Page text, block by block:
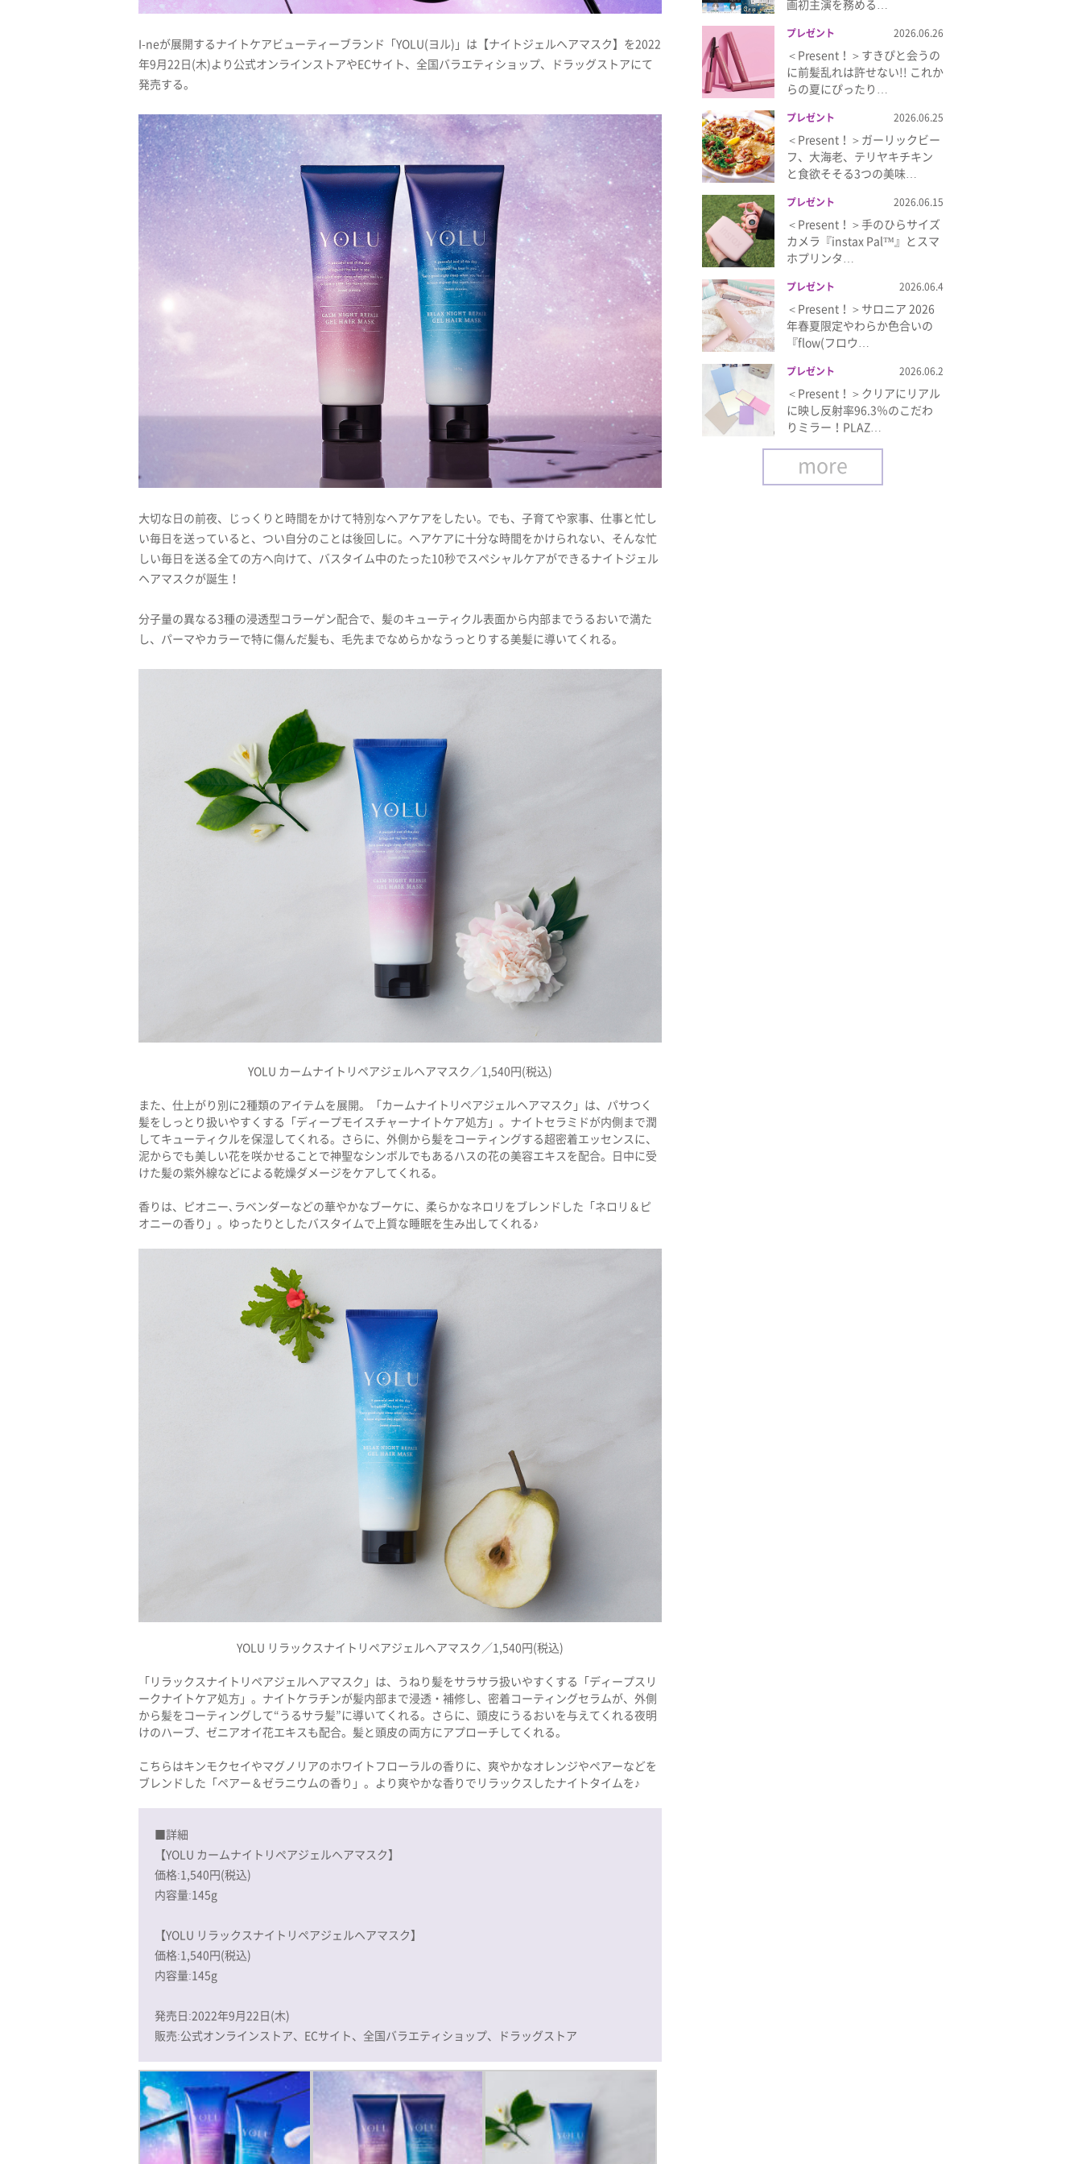
I-neが展開するナイトケアビューティーブランド「YOLU(ヨル)」は【ナイトジェルヘアマスク】を2022
年9月22日(木)より公式オンラインストアやECサイト、全国バラエティショップ、ドラッグストアにて
発売する。
大切な日の前夜、じっくりと時間をかけて特別なヘアケアをしたい。でも、子育てや家事、仕事と忙し
い毎日を送っていると、つい自分のことは後回しに。ヘアケアに十分な時間をかけられない、そんな忙
しい毎日を送る全ての方へ向けて、バスタイム中のたった10秒でスペシャルケアができるナイトジェル
ヘアマスクが誕生！
分子量の異なる3種の浸透型コラーゲン配合で、髪のキューティクル表面から内部までうるおいで満た
し、パーマやカラーで特に傷んだ髪も、毛先までなめらかなうっとりする美髪に導いてくれる。
YOLU カームナイトリペアジェルヘアマスク／1,540円(税込)
また、仕上がり別に2種類のアイテムを展開。「カームナイトリペアジェルヘアマスク」は、パサつく
髪をしっとり扱いやすくする「ディープモイスチャーナイトケア処方」。ナイトセラミドが内側まで潤
してキューティクルを保湿してくれる。さらに、外側から髪をコーティングする超密着エッセンスに、
泥からでも美しい花を咲かせることで神聖なシンボルでもあるハスの花の美容エキスを配合。日中に受
けた髪の紫外線などによる乾燥ダメージをケアしてくれる。
香りは、ピオニー､ラベンダーなどの華やかなブーケに、柔らかなネロリをブレンドした「ネロリ＆ピ
オニーの香り」。ゆったりとしたバスタイムで上質な睡眠を生み出してくれる♪
YOLU リラックスナイトリペアジェルヘアマスク／1,540円(税込)
「リラックスナイトリペアジェルヘアマスク」は、うねり髪をサラサラ扱いやすくする「ディープスリ
ークナイトケア処方」。ナイトケラチンが髪内部まで浸透・補修し、密着コーティングセラムが、外側
から髪をコーティングして“うるサラ髪”に導いてくれる。さらに、頭皮にうるおいを与えてくれる夜明
けのハーブ、ゼニアオイ花エキスも配合。髪と頭皮の両方にアプローチしてくれる。
こちらはキンモクセイやマグノリアのホワイトフローラルの香りに、爽やかなオレンジやペアーなどを
ブレンドした「ペアー＆ゼラニウムの香り」。より爽やかな香りでリラックスしたナイトタイムを♪
■詳細
【YOLU カームナイトリペアジェルヘアマスク】
価格:1,540円(税込)
内容量:145g
【YOLU リラックスナイトリペアジェルヘアマスク】
価格:1,540円(税込)
内容量:145g
発売日:2022年9月22日(木)
販売:公式オンラインストア、ECサイト、全国バラエティショップ、ドラッグストア
画初主演を務める…
プレゼント 2026.06.26
＜Present！＞すきぴと会うの
に前髪乱れは許せない!! これか
らの夏にぴったり…
プレゼント 2026.06.25
＜Present！＞ガーリックビー
フ、大海老、テリヤキチキン
と食欲そそる3つの美味…
プレゼント 2026.06.15
＜Present！＞手のひらサイズ
カメラ『instax Pal™』とスマ
ホプリンタ…
プレゼント 2026.06.4
＜Present！＞サロニア 2026
年春夏限定やわらか色合いの
『flow(フロウ…
プレゼント 2026.06.2
＜Present！＞クリアにリアル
に映し反射率96.3％のこだわ
りミラー！PLAZ…
more